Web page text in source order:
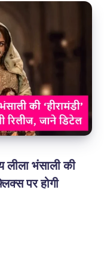
भंसाली की
पर होगी